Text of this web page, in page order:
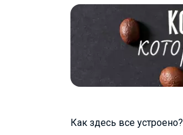
Как здесь все устроено?